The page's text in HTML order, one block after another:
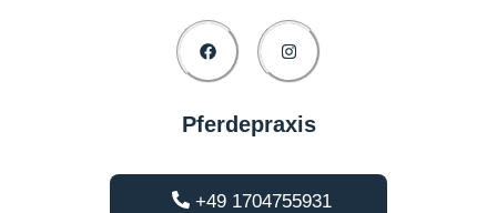
Pferdepraxis
+49 1704755931